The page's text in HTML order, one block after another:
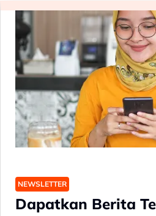
NEWSLETTER
Dapatkan Berita